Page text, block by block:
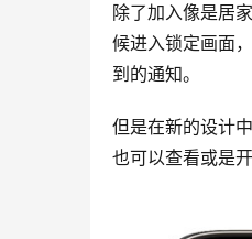
除了加入像是居
候进入锁定画面
到的通知。
但是在新的设计
也可以查看或是开